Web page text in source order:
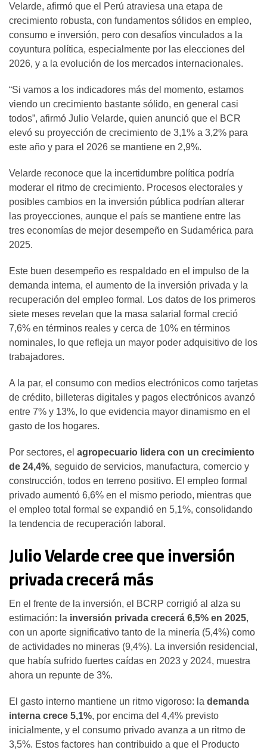
Velarde, afirmó que el Perú atraviesa una etapa de
crecimiento robusta, con fundamentos sólidos en empleo,
consumo e inversión, pero con desafíos vinculados a la
coyuntura política, especialmente por las elecciones del
2026, y a la evolución de los mercados internacionales.
“Si vamos a los indicadores más del momento, estamos
viendo un crecimiento bastante sólido, en general casi
todos”, afirmó Julio Velarde, quien anunció que el BCR
elevó su proyección de crecimiento de 3,1% a 3,2% para
este año y para el 2026 se mantiene en 2,9%.
Velarde reconoce que la incertidumbre política podría
moderar el ritmo de crecimiento. Procesos electorales y
posibles cambios en la inversión pública podrían alterar
las proyecciones, aunque el país se mantiene entre las
tres economías de mejor desempeño en Sudamérica para
2025.
Este buen desempeño es respaldado en el impulso de la
demanda interna, el aumento de la inversión privada y la
recuperación del empleo formal. Los datos de los primeros
siete meses revelan que la masa salarial formal creció
7,6% en términos reales y cerca de 10% en términos
nominales, lo que refleja un mayor poder adquisitivo de los
trabajadores.
A la par, el consumo con medios electrónicos como tarjetas
de crédito, billeteras digitales y pagos electrónicos avanzó
entre 7% y 13%, lo que evidencia mayor dinamismo en el
gasto de los hogares.
Por sectores, el agropecuario lidera con un crecimiento
de 24,4%, seguido de servicios, manufactura, comercio y
construcción, todos en terreno positivo. El empleo formal
privado aumentó 6,6% en el mismo periodo, mientras que
el empleo total formal se expandió en 5,1%, consolidando
la tendencia de recuperación laboral.
Julio Velarde cree que inversión
privada crecerá más
En el frente de la inversión, el BCRP corrigió al alza su
estimación: la inversión privada crecerá 6,5% en 2025,
con un aporte significativo tanto de la minería (5,4%) como
de actividades no mineras (9,4%). La inversión residencial,
que había sufrido fuertes caídas en 2023 y 2024, muestra
ahora un repunte de 3%.
El gasto interno mantiene un ritmo vigoroso: la demanda
interna crece 5,1%, por encima del 4,4% previsto
inicialmente, y el consumo privado avanza a un ritmo de
3,5%. Estos factores han contribuido a que el Producto